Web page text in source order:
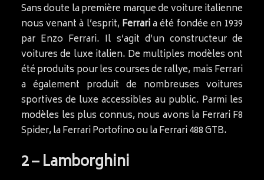
Sans doute la première marque de voiture italienne
nous venant à l’esprit,Ferraria été fondée en 1939
par Enzo Ferrari. Il s’agit d’un constructeur de
voitures de luxe italien. De multiples modèles ont
été produits pour les courses de rallye, mais Ferrari
a également produit de nombreuses voitures
sportives de luxe accessibles au public. Parmi les
modèles les plus connus, nous avons la Ferrari F8
Spider, la Ferrari Portofino ou la Ferrari 488 GTB.
2 – Lamborghini